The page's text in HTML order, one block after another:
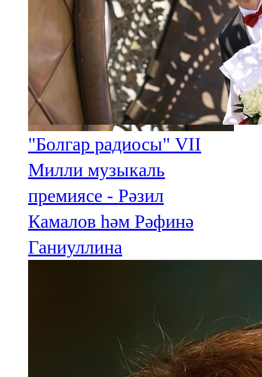
"Болгар радиосы" VII
Милли музыкаль
премиясе - Рәзил
Камалов һәм Рәфинә
Ганиуллина